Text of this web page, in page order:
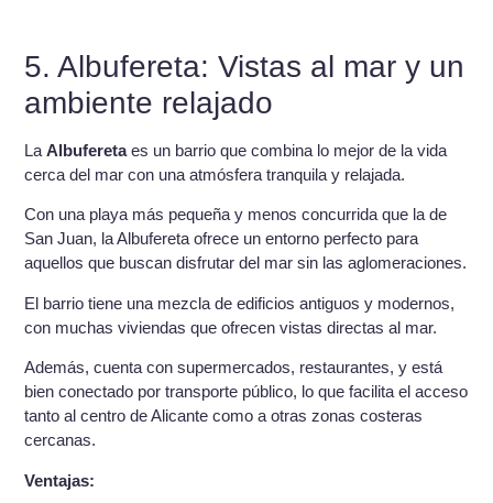
5. Albufereta: Vistas al mar y un
ambiente relajado
LaAlbuferetaes un barrio que combina lo mejor de la vida
cerca del mar con una atmósfera tranquila y relajada.
Con una playa más pequeña y menos concurrida que la de
San Juan, la Albufereta ofrece un entorno perfecto para
aquellos que buscan disfrutar del mar sin las aglomeraciones.
El barrio tiene una mezcla de edificios antiguos y modernos,
con muchas viviendas que ofrecen vistas directas al mar.
Además, cuenta con supermercados, restaurantes, y está
bien conectado por transporte público, lo que facilita el acceso
tanto al centro de Alicante como a otras zonas costeras
cercanas.
Ventajas: